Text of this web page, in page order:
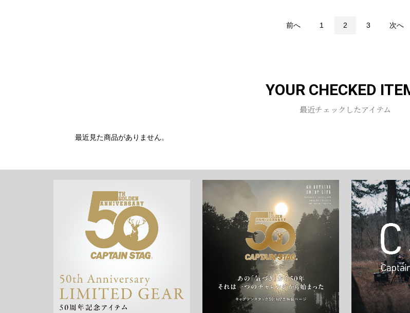
前へ 1 2 3 次へ
YOUR CHECKED
最近チェックしたアイテム
最近見た商品がありません。